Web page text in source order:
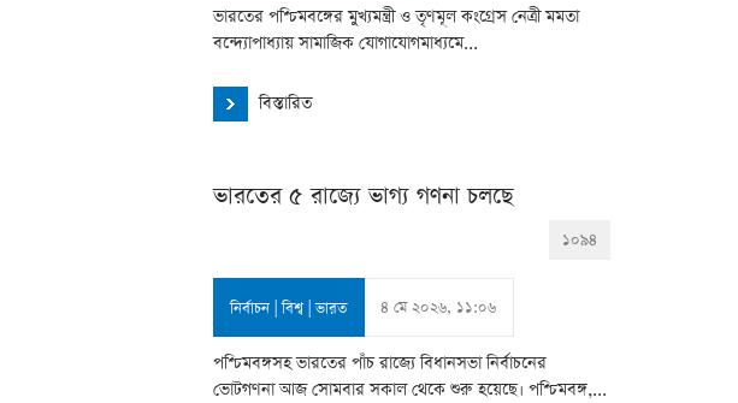
ভারতের পশ্চিমবঙ্গের মুখ্যমন্ত্রী ও তৃণমূল কংগ্রেস নেত্রী মমতা
বন্দ্যোপাধ্যায় সামাজিক যোগাযোগমাধ্যমে...
বিস্তারিত
ভারতের ৫ রাজ্যে ভাগ্য গণনা চলছে
১০৯৪
নির্বাচন |বিশ্ব|ভারত ৪ মে ২০২৬, ১১:০৬
পশ্চিমবঙ্গসহ ভারতের পাঁচ রাজ্যে বিধানসভা নির্বাচনের
ভোটগণনা আজ সোমবার সকাল থেকে শুরু হয়েছে। পশ্চিমবঙ্গ,...